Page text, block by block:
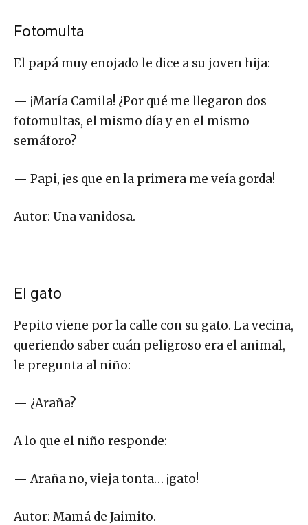
Fotomulta
El papá muy enojado le dice a su joven hija:
— ¡María Camila! ¿Por qué me llegaron dos
fotomultas, el mismo día y en el mismo
semáforo?
— Papi, ¡es que en la primera me veía gorda!
Autor: Una vanidosa.
El gato
Pepito viene por la calle con su gato. La vecina,
queriendo saber cuán peligroso era el animal,
le pregunta al niño:
— ¿Araña?
A lo que el niño responde:
— Araña no, vieja tonta… ¡gato!
Autor: Mamá de Jaimito.